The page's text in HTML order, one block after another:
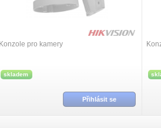
Konzole pro kamery
skladem
Přihlásit se